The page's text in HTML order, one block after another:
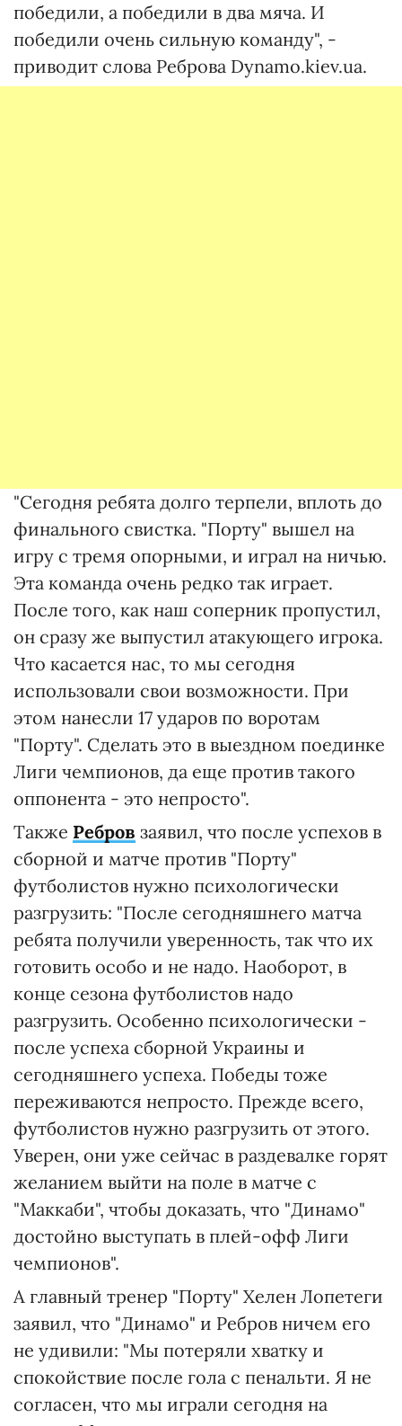
победили, а победили в два мяча. И
победили очень сильную команду", -
приводит слова Реброва Dynamo.kiev.ua.
"Сегодня ребята долго терпели, вплоть до
финального свистка. "Порту" вышел на
игру с тремя опорными, и играл на ничью.
Эта команда очень редко так играет.
После того, как наш соперник пропустил,
он сразу же выпустил атакующего игрока.
Что касается нас, то мы сегодня
использовали свои возможности. При
этом нанесли 17 ударов по воротам
"Порту". Сделать это в выездном поединке
Лиги чемпионов, да еще против такого
оппонента - это непросто".
Также Ребров заявил, что после успехов в
сборной и матче против "Порту"
футболистов нужно психологически
разгрузить: "После сегодняшнего матча
ребята получили уверенность, так что их
готовить особо и не надо. Наоборот, в
конце сезона футболистов надо
разгрузить. Особенно психологически -
после успеха сборной Украины и
сегодняшнего успеха. Победы тоже
переживаются непросто. Прежде всего,
футболистов нужно разгрузить от этого.
Уверен, они уже сейчас в раздевалке горят
желанием выйти на поле в матче с
"Маккаби", чтобы доказать, что "Динамо"
достойно выступать в плей-офф Лиги
чемпионов".
А главный тренер "Порту" Хелен Лопетеги
заявил, что "Динамо" и Ребров ничем его
не удивили: "Мы потеряли хватку и
спокойствие после гола с пенальти. Я не
согласен, что мы играли сегодня на